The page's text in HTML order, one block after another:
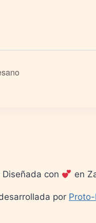
con en
por